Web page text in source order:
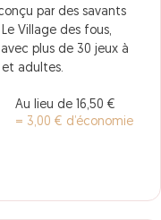
par des savants
Village des fous,
plus de 30 jeux à
adultes.
Au lieu de 16,50 €
= 3,00 € d’économie
4-7 ans